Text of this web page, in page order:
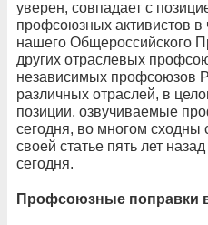
уверен, совпадает с
профсоюзных активистов в
нашего Общероссийского
других отраслевых
независимых профсоюзов
различных отраслей, в
позиции, озвучиваемые
сегодня, во многом сходны
своей статье пять лет
сегодня.
Профсоюзные поправки